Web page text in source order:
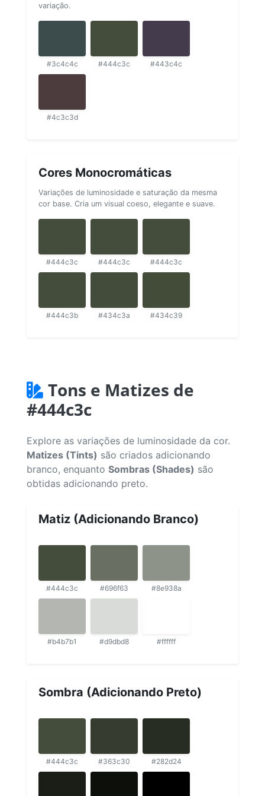
variação.
#3c4c4c #444c3c #443c4c
#4c3c3d
Cores Monocromáticas
Variações de luminosidade e saturação da mesma
cor base. Cria um visual coeso, elegante e suave.
#444c3c #444c3c #444c3c
#444c3b #434c3a #434c39
Tons e Matizes de
#444c3c
Explore as variações de luminosidade da cor.
Matizes (Tints) são criados adicionando
branco, enquanto Sombras (Shades) são
obtidas adicionando preto.
Matiz (Adicionando Branco)
#444c3c #696f63 #8e938a
#b4b7b1 #d9dbd8 #ffffff
Sombra (Adicionando Preto)
#444c3c #363c30 #282d24